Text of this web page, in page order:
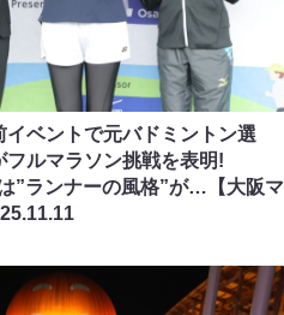
イベントで元バドミントン選
フルマラソン挑戦を表明!
”ランナーの風格”が…【大阪マ